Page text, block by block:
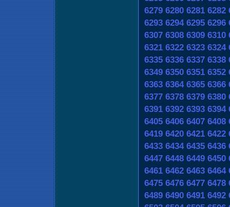
6279 6280 6281 6282
6293 6294 6295 6296
6307 6308 6309 6310
6321 6322 6323 6324
6335 6336 6337 6338
6349 6350 6351 6352
6363 6364 6365 6366
6377 6378 6379 6380
6391 6392 6393 6394
6405 6406 6407 6408
6419 6420 6421 6422
6433 6434 6435 6436
6447 6448 6449 6450
6461 6462 6463 6464
6475 6476 6477 6478
6489 6490 6491 6492